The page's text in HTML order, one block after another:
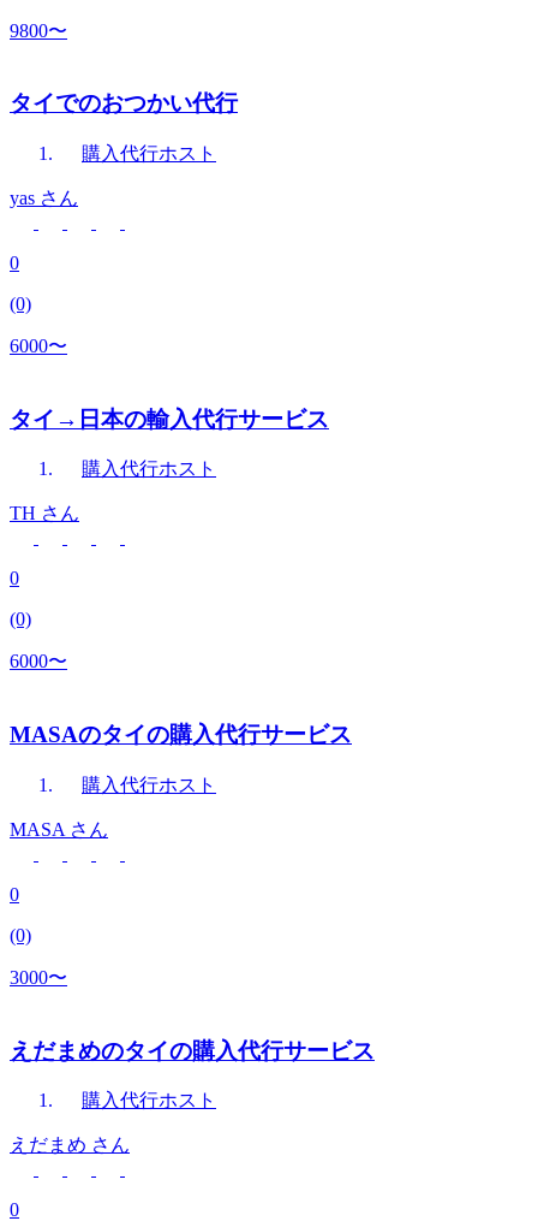
9800〜
タイでのおつかい代行
購入代行ホスト
yas さん
0
(0)
6000〜
タイ→日本の輸入代行サービス
購入代行ホスト
TH さん
0
(0)
6000〜
MASAのタイの購入代行サービス
購入代行ホスト
MASA さん
0
(0)
3000〜
えだまめのタイの購入代行サービス
購入代行ホスト
えだまめ さん
0